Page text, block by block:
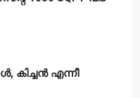
കിച്ചൻ എന്നീ